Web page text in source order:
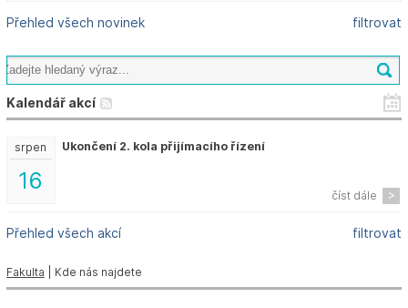
Přehled všech novinek filtrovat
Kalendář akcí
16
srpen Ukončení 2. kola přijímacího řízení
číst dále
Přehled všech akcí filtrovat
Fakulta | Kde nás najdete